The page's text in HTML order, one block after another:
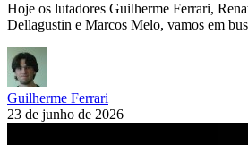
Hoje os lutadores Guilherme Ferrari,
Dellagustin e Marcos Melo, vamos em
Guilherme Ferrari
23 de junho de 2026